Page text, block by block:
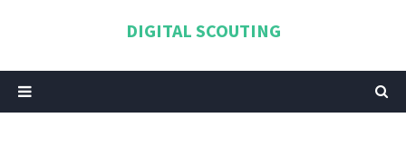
DIGITAL SCOUTING